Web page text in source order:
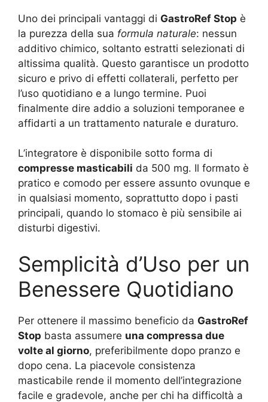
Uno dei principali vantaggi di GastroRef Stop è
la purezza della sua formula naturale: nessun
additivo chimico, soltanto estratti selezionati di
altissima qualità. Questo garantisce un prodotto
sicuro e privo di effetti collaterali, perfetto per
l’uso quotidiano e a lungo termine. Puoi
finalmente dire addio a soluzioni temporanee e
affidarti a un trattamento naturale e duraturo.
L’integratore è disponibile sotto forma di
compresse masticabili da 500 mg. Il formato è
pratico e comodo per essere assunto ovunque e
in qualsiasi momento, soprattutto dopo i pasti
principali, quando lo stomaco è più sensibile ai
disturbi digestivi.
Semplicità d’Uso per un
Benessere Quotidiano
Per ottenere il massimo beneficio da GastroRef
Stop basta assumere una compressa due
volte al giorno, preferibilmente dopo pranzo e
dopo cena. La piacevole consistenza
masticabile rende il momento dell’integrazione
facile e gradevole, anche per chi ha difficoltà a